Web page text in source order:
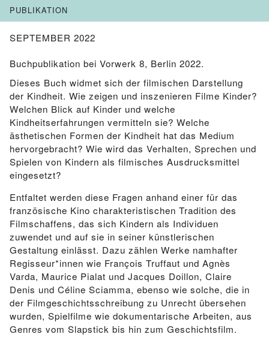
PUBLIKATION
SEPTEMBER 2022
Buchpublikation bei Vorwerk 8, Berlin 2022.
Dieses Buch widmet sich der filmischen Darstellung
der Kindheit. Wie zeigen und inszenieren Filme Kinder?
Welchen Blick auf Kinder und welche
Kindheitserfahrungen vermitteln sie? Welche
ästhetischen Formen der Kindheit hat das Medium
hervorgebracht? Wie wird das Verhalten, Sprechen und
Spielen von Kindern als filmisches Ausdrucksmittel
eingesetzt?
Entfaltet werden diese Fragen anhand einer für das
französische Kino charakteristischen Tradition des
Filmschaffens, das sich Kindern als Individuen
zuwendet und auf sie in seiner künstlerischen
Gestaltung einlässt. Dazu zählen Werke namhafter
Regisseur*innen wie François Truffaut und Agnès
Varda, Maurice Pialat und Jacques Doillon, Claire
Denis und Céline Sciamma, ebenso wie solche, die in
der Filmgeschichtsschreibung zu Unrecht übersehen
wurden, Spielfilme wie dokumentarische Arbeiten, aus
Genres vom Slapstick bis hin zum Geschichtsfilm.